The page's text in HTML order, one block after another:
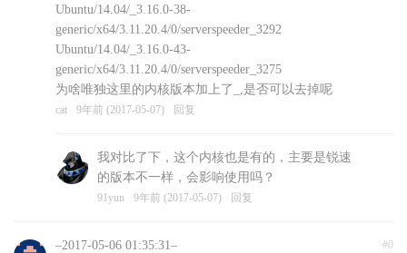
Ubuntu/14.04/_3.16.0-38-
generic/x64/3.11.20.4/0/serverspeeder_3292
Ubuntu/14.04/_3.16.0-43-
generic/x64/3.11.20.4/0/serverspeeder_3275
为啥唯独这里的内核版本加上了_,是否可以去掉呢
cat 9年前 (2017-05-07) 回复
我对比了下，这个内核也是有的，主要是锐速
的版本不一样，会影响使用吗？
91yun 9年前 (2017-05-07) 回复
#0
–2017-05-06 01:35:31–